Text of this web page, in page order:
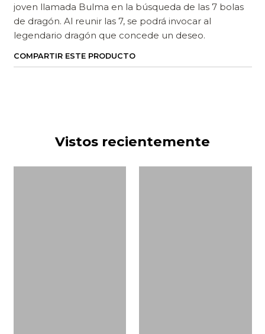
joven llamada Bulma en la búsqueda de las 7 bolas
de dragón. Al reunir las 7, se podrá invocar al
legendario dragón que concede un deseo.
COMPARTIR ESTE PRODUCTO
Vistos recientemente